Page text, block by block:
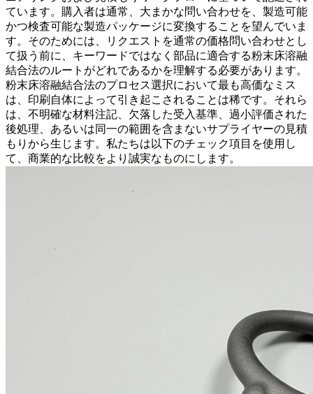
ています。購入者は通常、大まかな問い合わせを、製造可能
かつ検査可能な製造パッケージに変換することを望んでいま
す。そのためには、リクエストを通常の価格問い合わせとし
て扱う前に、キーワードではなく部品に適合する粉末床溶融
結合法のルートがどれであるかを理解する必要があります。
粉末床溶融結合法のプロセス選択において最も高価なミス
は、印刷自体によって引き起こされることは稀です。それら
は、不明確な材料注記、欠落した受入基準、過小評価された
後処理、あるいは同一の範囲を含まないサプライヤーの見積
もりから生じます。私たちは以下のチェック項目を使用し
て、商業的な比較をより誠実なものにします。